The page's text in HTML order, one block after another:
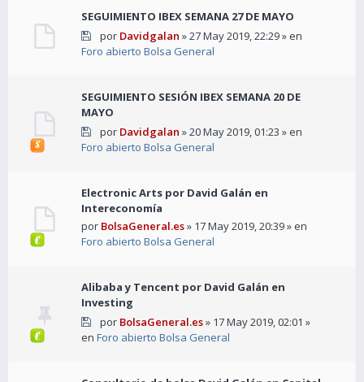
SEGUIMIENTO IBEX SEMANA 27 DE MAYO
por Davidgalan » 27 May 2019, 22:29 » en
Foro abierto Bolsa General
SEGUIMIENTO SESIÓN IBEX SEMANA 20 DE
MAYO
por Davidgalan » 20 May 2019, 01:23 » en
Foro abierto Bolsa General
Electronic Arts por David Galán en
Intereconomía
por BolsaGeneral.es» 17 May 2019, 20:39 » en
Foro abierto Bolsa General
Alibaba y Tencent por David Galán en
Investing
por BolsaGeneral.es» 17 May 2019, 02:01 »
en Foro abierto Bolsa General